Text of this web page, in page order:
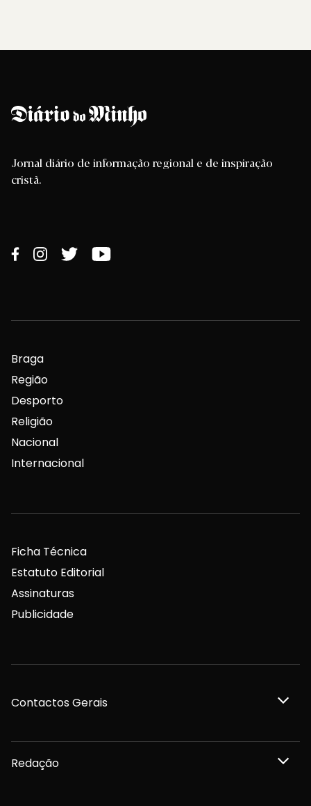
Jornal diário de informação regional e de inspiração
cristã.
Braga
Região
Desporto
Religião
Nacional
Internacional
Ficha Técnica
Estatuto Editorial
Assinaturas
Publicidade
Contactos Gerais
Redação